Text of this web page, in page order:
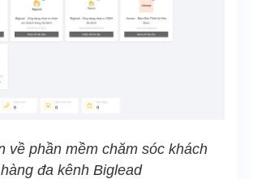
về phần mềm chăm sóc khách
hàng đa kênh Biglead